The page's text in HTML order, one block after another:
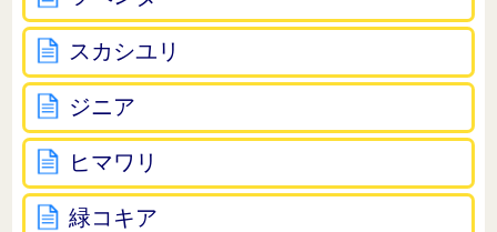
スカシユリ
ジニア
ヒマワリ
緑コキア